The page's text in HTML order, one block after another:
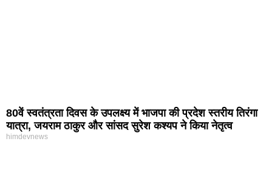
80वें स्वतंत्रता दिवस के उपलक्ष्य में भाजपा की प्रदेश स्तरीय तिरंगा
यात्रा, जयराम ठाकुर और सांसद सुरेश कश्यप ने किया नेतृत्व
himdevnews